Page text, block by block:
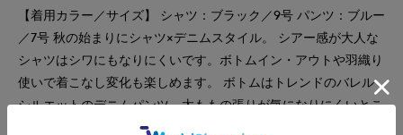
【着用カラー／サイズ】 シャツ：ブラック／9号 パンツ：ブルー
／7号 秋の始まりにシャツ×デニムスタイル。 シアー感が大人な
シャツはシワにもなりにくいです。ボトムイン・アウトや羽織り
使いで着こなし変化も楽しめます。 ボトムはトレンドのバレル
シルエットのデニムパンツ。太ももの張りが気になりにくいとこ
ろがお気に入りです。お好みでロールアップしても◎